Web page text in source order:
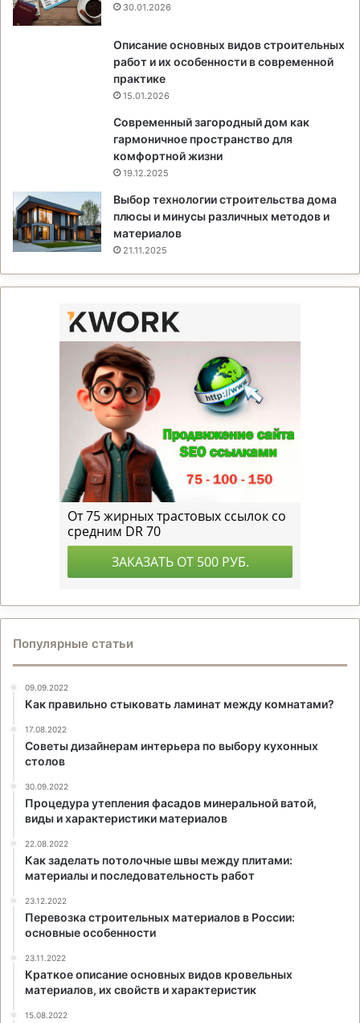
30.01.2026
Описание основных видов строительных
работ и их особенности в современной
практике
15.01.2026
Современный загородный дом как
гармоничное пространство для
комфортной жизни
19.12.2025
Выбор технологии строительства дома
плюсы и минусы различных методов и
материалов
21.11.2025
Популярные статьи
09.09.2022
Как правильно стыковать ламинат между комнатами?
17.08.2022
Советы дизайнерам интерьера по выбору кухонных
столов
30.09.2022
Процедура утепления фасадов минеральной ватой,
виды и характеристики материалов
22.08.2022
Как заделать потолочные швы между плитами:
материалы и последовательность работ
23.12.2022
Перевозка строительных материалов в России:
основные особенности
23.11.2022
Краткое описание основных видов кровельных
материалов, их свойств и характеристик
15.08.2022